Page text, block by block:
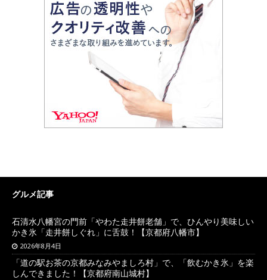
グルメ記事
石清水八幡宮の門前「やわた走井餅老舗」で、ひんやり美味しい
かき氷「走井餅しぐれ」に舌鼓！【京都府八幡市】
2026年8月4日
「道の駅お茶の京都みなみやましろ村」で、「飲むかき氷」を楽
しんできました！【京都府南山城村】